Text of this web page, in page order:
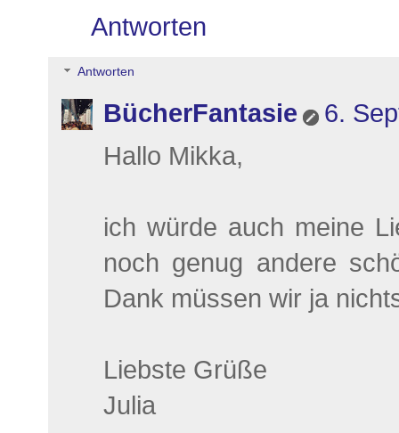
Antworten
Antworten
BücherFantasie
6.
Hallo Mikka,
ich würde auch meine
noch genug andere
Dank müssen wir ja
Liebste Grüße
Julia